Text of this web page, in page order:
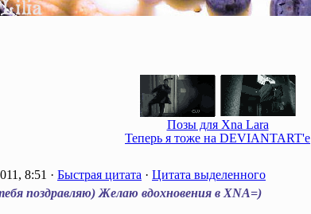
Позы для Xna Lara
Теперь я тоже на DEVIANTART'e
8:51 · Быстрая цитата · Цитата выделенного
поздравляю) Желаю вдохновения в XNA=)